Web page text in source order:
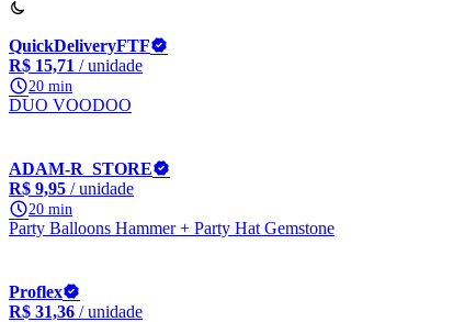
QuickDeliveryFTF
R$ 15,71 / unidade
20 min
DUO VOODOO
ADAM-R_STORE
R$ 9,95 / unidade
20 min
Party Balloons Hammer + Party Hat Gemstone
Proflex
R$ 31,36 / unidade